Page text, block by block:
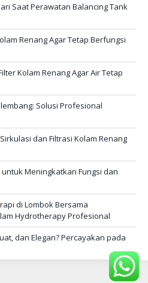
Saat Perawatan Balancing Tank
Renang Agar Tetap Berfungsi
Kolam Renang Agar Air Tetap
Solusi Profesional
dan Filtrasi Kolam Renang
Meningkatkan Fungsi dan
di Lombok Bersama
Hydrotherapy Profesional
dan Elegan? Percayakan pada